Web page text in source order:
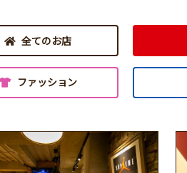
全てのお店
ファッション